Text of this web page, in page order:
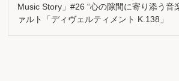
Music Story」#26 “心の隙間に寄り添う音
ァルト「ディヴェルティメント K.138」